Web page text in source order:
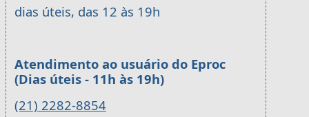
dias úteis, das 12 às 19h
Atendimento ao usuário do Eproc
(Dias úteis - 11h às 19h)
(21) 2282-8854